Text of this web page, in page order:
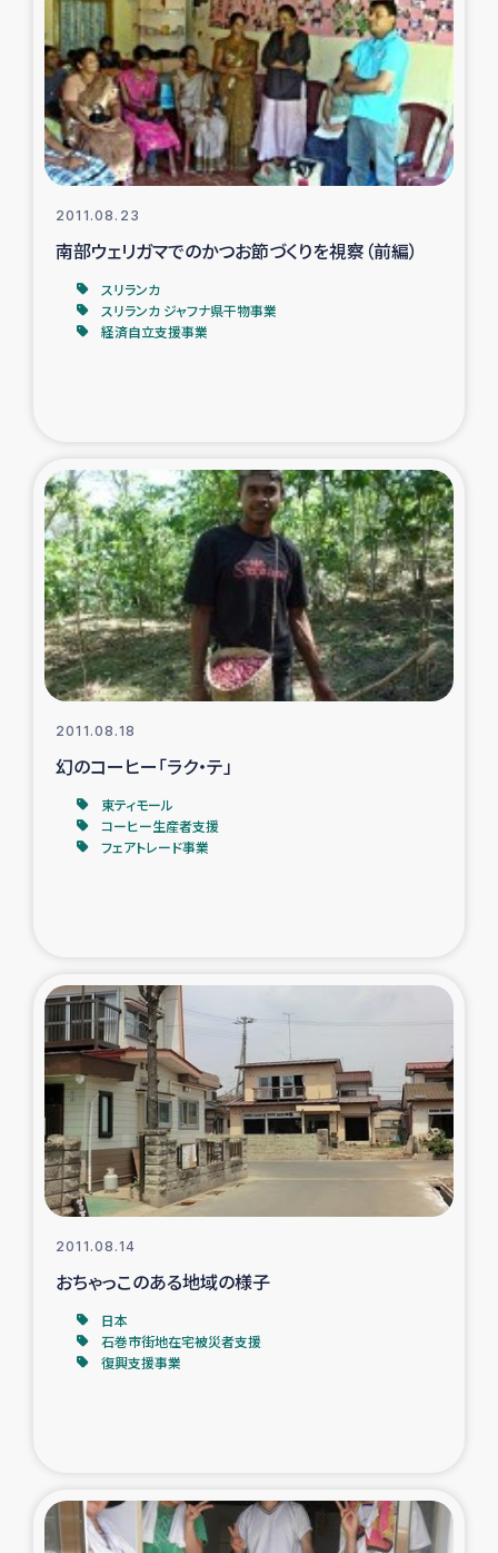
トルコ・シリア地震被災者支援
デニヤヤ小規模紅茶農家支援
コーヒー生産者支援
アイナロ県マウベシ郡でのコーヒー畑改善事業
ベイルート大規模爆発被災者支援
女性の生計向上支援
2011.08.23
南部ウェリガマでのかつお節づくりを視察（前編）
スリランカ
スリランカ ジャフナ県干物事業
経済自立支援事業
2011.08.18
幻のコーヒー「ラク・テ」
東ティモール
コーヒー生産者支援
フェアトレード事業
2011.08.14
おちゃっこのある地域の様子
日本
石巻市街地在宅被災者支援
復興支援事業